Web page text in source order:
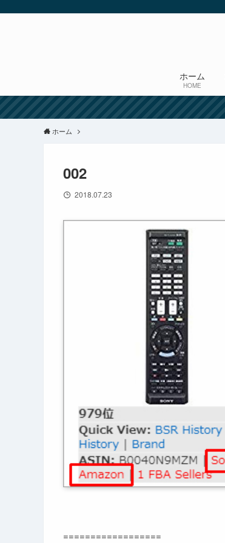
ホーム
HOME
ホーム
002
2018.07.23
==================